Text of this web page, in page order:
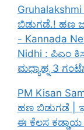
Gruhalakshmi
ಬಿಡುಗಡೆ.! ಹಣ
- Kannada
Nidhi : ಪಿಎಂ
ಮಧ್ಯಾಹ್ನ 3
PM Kisan
ಹಣ ಬಿಡುಗಡೆ |
ಈ ಕೆಲಸ ಕಡ್ಡಾಯ